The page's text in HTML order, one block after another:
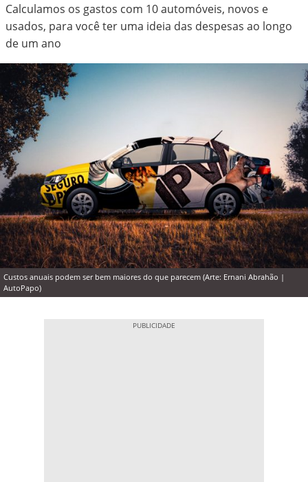
Calculamos os gastos com 10 automóveis, novos e
usados, para você ter uma ideia das despesas ao longo
de um ano
Custos anuais podem ser bem maiores do que parecem (Arte: Ernani Abrahão |
AutoPapo)